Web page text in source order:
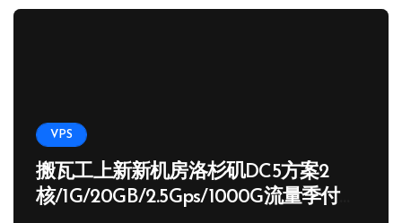
VPS
搬瓦工上新新机房洛杉矶DC5方案2
核/1G/20GB/2.5Gps/1000G流量季付